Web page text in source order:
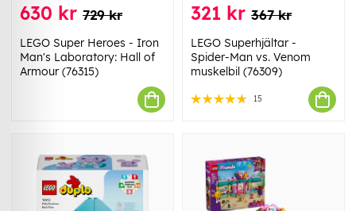
630 kr 729 kr
LEGO Super Heroes - Iron
Man's Laboratory: Hall of
Armour (76315)
321 kr 367 kr
LEGO Superhjältar -
Spider-Man vs. Venom
muskelbil (76309)
15